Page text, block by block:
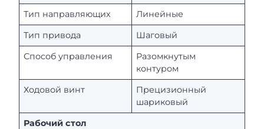
Тип направляющих
Линейные
Тип привода
Шаговый
Способ управления
Разомкнутым
контуром
Ходовой винт
Прецизионный
шариковый
Рабочий стол